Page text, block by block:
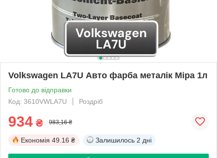
Volkswagen LA7U Авто фарба металік Mipa 1л
Готово до відправки
Код: 3610VWLA7U
Роздріб
934 ₴ 983,16 ₴
Економія 49.16 ₴ Залишилось 2 дні